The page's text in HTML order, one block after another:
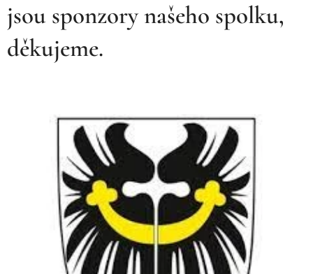
jsou sponzory našeho spolku,
děkujeme.